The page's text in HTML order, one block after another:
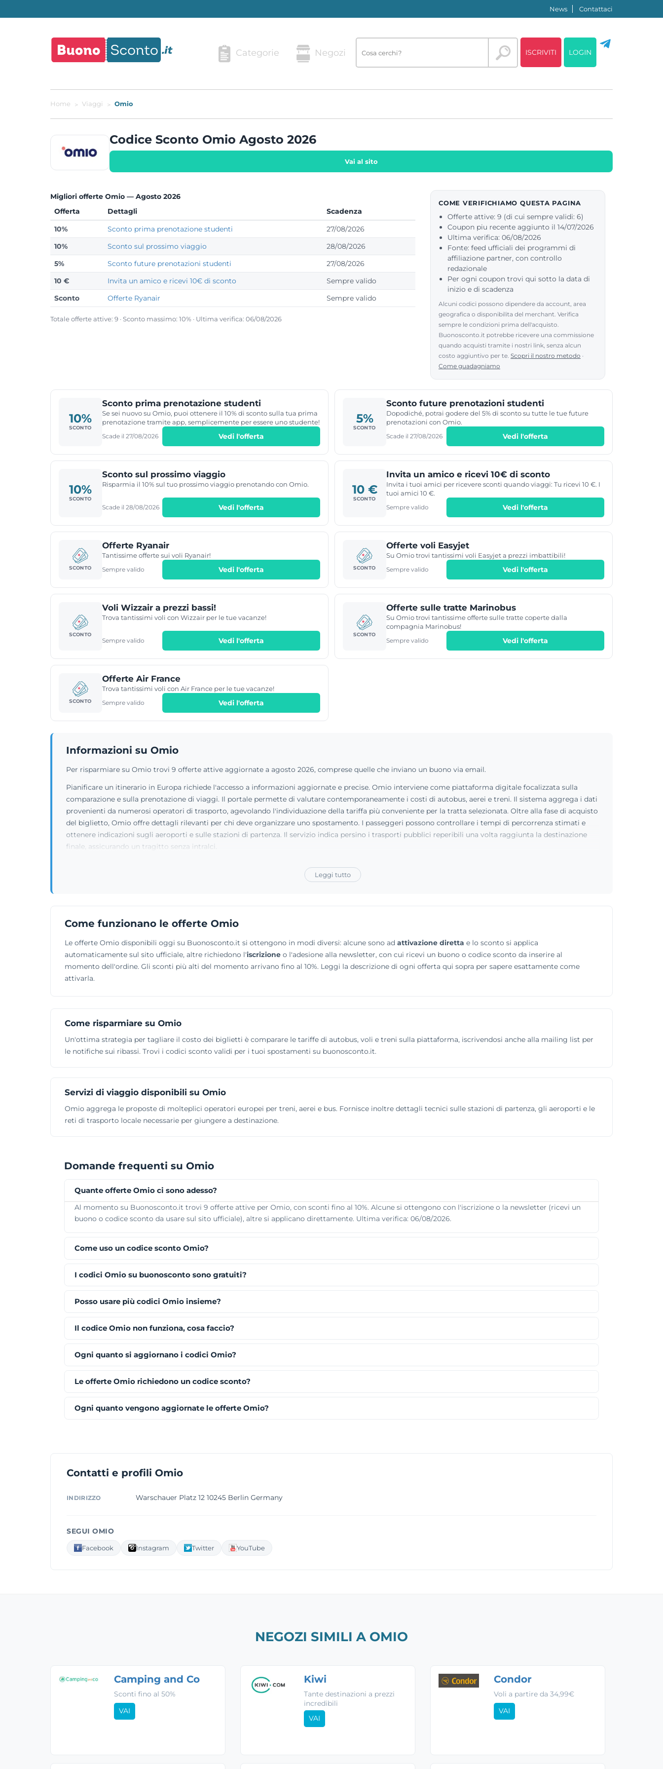
News Contattaci
Categorie Negozi ISCRIVITI LOGIN
Home Viaggi Omio
Codice Sconto Omio Agosto 2026
Vai al sito
Migliori offerte Omio — Agosto 2026
Offerta
Dettagli
Scadenza
10%
Sconto prima prenotazione studenti
27/08/2026
10%
Sconto sul prossimo viaggio
28/08/2026
5%
Sconto future prenotazioni studenti
27/08/2026
10 €
Invita un amico e ricevi 10€ di sconto
Sempre valido
Sconto
Offerte Ryanair Sempre valido
Totale offerte attive: 9 · Sconto massimo: 10% · Ultima verifica: 06/08/2026
COME VERIFICHIAMO QUESTA PAGINA
Offerte attive: 9 (di cui sempre validi: 6)
Coupon piu recente aggiunto il 14/07/2026
Ultima verifica: 06/08/2026
Fonte: feed ufficiali dei programmi di
affiliazione partner, con controllo
redazionale
Per ogni coupon trovi qui sotto la data di
inizio e di scadenza
Alcuni codici possono dipendere da account, area
geografica o disponibilita del merchant. Verifica
sempre le condizioni prima dell'acquisto.
Buonosconto.it potrebbe ricevere una commissione
quando acquisti tramite i nostri link, senza alcun
costo aggiuntivo per te. Scopri il nostro metodo ·
Come guadagniamo
10%
SCONTO
Sconto prima prenotazione studenti
Se sei nuovo su Omio, puoi ottenere il 10% di sconto sulla tua prima
prenotazione tramite app, semplicemente per essere uno studente!
Scade il 27/08/2026 Vedi l'offerta
5%
SCONTO
Sconto future prenotazioni studenti
Dopodiché, potrai godere del 5% di sconto su tutte le tue future
prenotazioni con Omio.
Scade il 27/08/2026 Vedi l'offerta
10%
SCONTO
Sconto sul prossimo viaggio
Risparmia il 10% sul tuo prossimo viaggio prenotando con Omio.
Scade il 28/08/2026 Vedi l'offerta
10 €
SCONTO
Invita un amico e ricevi 10€ di sconto
Invita i tuoi amici per ricevere sconti quando viaggi: Tu ricevi 10 €. I
tuoi amici 10 €.
Sempre valido Vedi l'offerta
SCONTO
Offerte Ryanair
Tantissime offerte sui voli Ryanair!
Sempre valido Vedi l'offerta SCONTO
Offerte voli Easyjet
Su Omio trovi tantissimi voli Easyjet a prezzi imbattibili!
Sempre valido Vedi l'offerta
SCONTO
Voli Wizzair a prezzi bassi!
Trova tantissimi voli con Wizzair per le tue vacanze!
Sempre valido Vedi l'offerta
SCONTO
Offerte sulle tratte Marinobus
Su Omio trovi tantissime offerte sulle tratte coperte dalla
compagnia Marinobus!
Sempre valido Vedi l'offerta
SCONTO
Offerte Air France
Trova tantissimi voli con Air France per le tue vacanze!
Sempre valido Vedi l'offerta
Informazioni su Omio
Per risparmiare su Omio trovi 9 offerte attive aggiornate a agosto 2026, comprese quelle che inviano un buono via email.
Pianificare un itinerario in Europa richiede l'accesso a informazioni aggiornate e precise. Omio interviene come piattaforma digitale focalizzata sulla
comparazione e sulla prenotazione di viaggi. Il portale permette di valutare contemporaneamente i costi di autobus, aerei e treni. Il sistema aggrega i dati
provenienti da numerosi operatori di trasporto, agevolando l'individuazione della tariffa più conveniente per la tratta selezionata. Oltre alla fase di acquisto
del biglietto, Omio offre dettagli rilevanti per chi deve organizzare uno spostamento. I passeggeri possono controllare i tempi di percorrenza stimati e
ottenere indicazioni sugli aeroporti e sulle stazioni di partenza. Il servizio indica persino i trasporti pubblici reperibili una volta raggiunta la destinazione
finale, assicurando un tragitto senza intralci.
Leggi tutto
Come funzionano le offerte Omio
Le offerte Omio disponibili oggi su Buonosconto.it si ottengono in modi diversi: alcune sono ad attivazione diretta e lo sconto si applica
automaticamente sul sito ufficiale, altre richiedono l'iscrizione o l'adesione alla newsletter, con cui ricevi un buono o codice sconto da inserire al
momento dell'ordine. Gli sconti più alti del momento arrivano fino al 10%. Leggi la descrizione di ogni offerta qui sopra per sapere esattamente come
attivarla.
Come risparmiare su Omio
Un'ottima strategia per tagliare il costo dei biglietti è comparare le tariffe di autobus, voli e treni sulla piattaforma, iscrivendosi anche alla mailing list per
le notifiche sui ribassi. Trovi i codici sconto validi per i tuoi spostamenti su buonosconto.it.
Servizi di viaggio disponibili su Omio
Omio aggrega le proposte di molteplici operatori europei per treni, aerei e bus. Fornisce inoltre dettagli tecnici sulle stazioni di partenza, gli aeroporti e le
reti di trasporto locale necessarie per giungere a destinazione.
Domande frequenti su Omio
Quante offerte Omio ci sono adesso?
Al momento su Buonosconto.it trovi 9 offerte attive per Omio, con sconti fino al 10%. Alcune si ottengono con l'iscrizione o la newsletter (ricevi un
buono o codice sconto da usare sul sito ufficiale), altre si applicano direttamente. Ultima verifica: 06/08/2026.
Come uso un codice sconto Omio?
I codici Omio su buonosconto sono gratuiti?
Posso usare più codici Omio insieme?
Il codice Omio non funziona, cosa faccio?
Ogni quanto si aggiornano i codici Omio?
Le offerte Omio richiedono un codice sconto?
Ogni quanto vengono aggiornate le offerte Omio?
Contatti e profili Omio
INDIRIZZO Warschauer Platz 12 10245 Berlin Germany
SEGUI OMIO
Facebook Instagram Twitter YouTube
NEGOZI SIMILI A OMIO
Camping and Co
Sconti fino al 50%
VAI
Kiwi
Tante destinazioni a prezzi
incredibili
VAI
Condor
Voli a partire da 34,99€
VAI